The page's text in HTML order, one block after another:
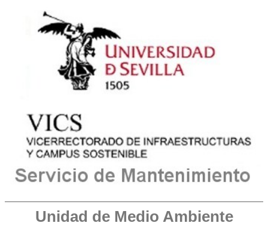
Unidad de Medio Ambiente